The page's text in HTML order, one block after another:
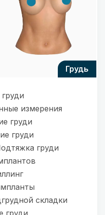
грудь
измерения
груди
груди
груди
складки